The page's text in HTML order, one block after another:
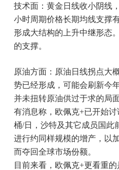
技术面：黄金日线收小阴线
小时周期价格长期均线支撑
形成大结构的上升中继形态
的支撑。
原油方面：原油日线拐点大
势已经形成，可能会刷新今
并未扭转原油供过于求的局
有消息称，欧佩克+已开始
桶/日，沙特及其它成员国此
进行约同样规模的增产，以
而夺回全球市场份额。
目前来看，欧佩克+更看重